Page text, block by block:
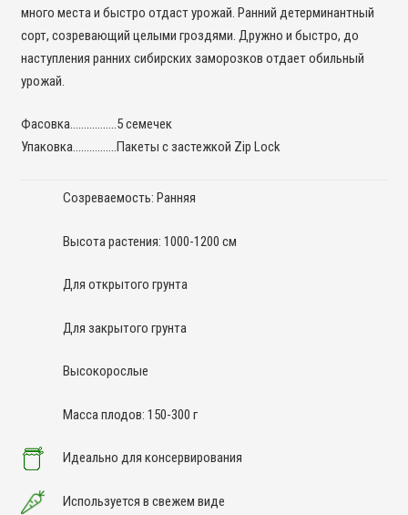
много места и быстро отдаст урожай. Ранний детерминантный
сорт, созревающий целыми гроздями. Дружно и быстро, до
наступления ранних сибирских заморозков отдает обильный
урожай.
Фасовка……………..5 семечек
Упаковка…………….Пакеты с застежкой Zip Lock
Созреваемость: Ранняя
Высота растения: 1000-1200 см
Для открытого грунта
Для закрытого грунта
Высокорослые
Масса плодов: 150-300 г
Идеально для консервирования
Используется в свежем виде